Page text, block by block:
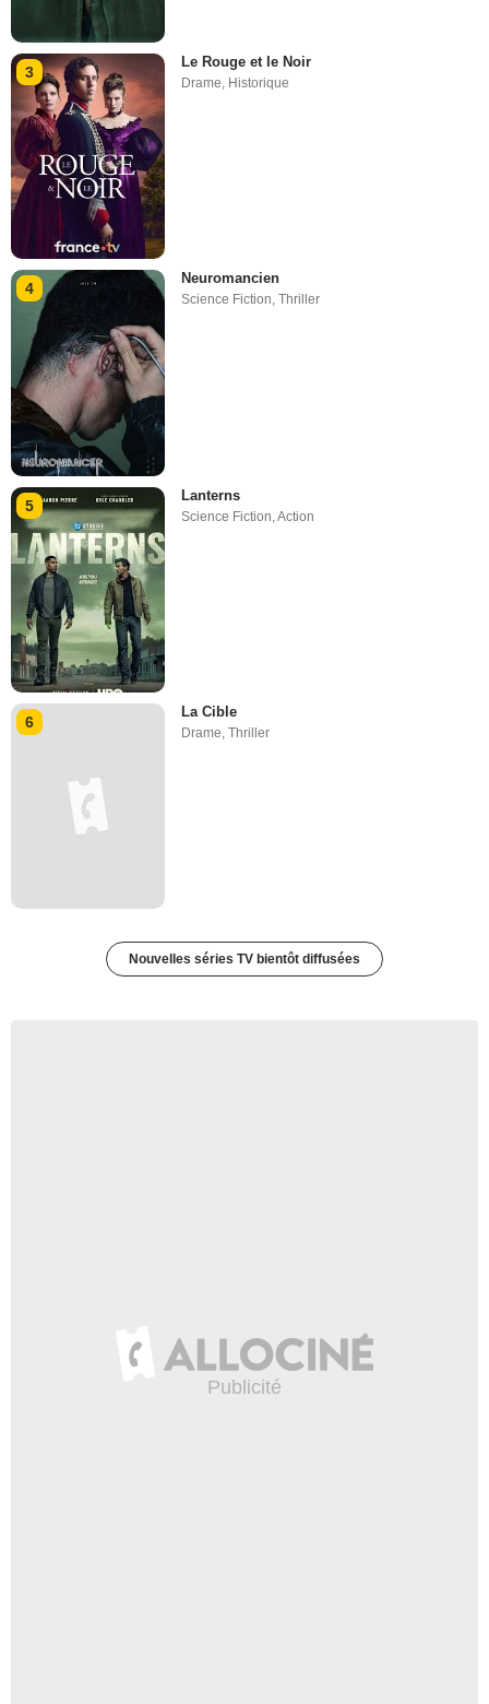
3
Le Rouge et le Noir
Drame, Historique
4
Neuromancien
Science Fiction,Thriller
5
Lanterns
Science Fiction ,Action
6
La Cible
Drame,Thriller
Nouvelles séries TV bientôt diffusées